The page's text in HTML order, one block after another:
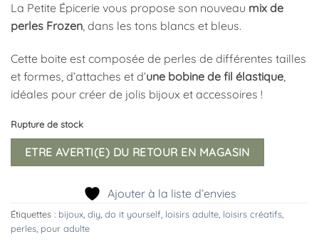
La Petite Épicerie vous propose son nouveau mix de
perles Frozen, dans les tons blancs et bleus.
Cette boite est composée de perles de différentes tailles
et formes, d’attaches et d’une bobine de fil élastique
idéales pour créer de jolis bijoux et accessoires !
Rupture de stock
ETRE AVERTI(E) DU RETOUR EN MAGASIN
Ajouter à la liste d’envies
Étiquettes : bijoux diy do it yourself loisirs adulte loisirs créatifs
perles pour adulte